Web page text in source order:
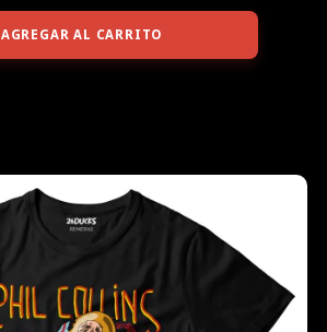
AGREGAR AL CARRITO